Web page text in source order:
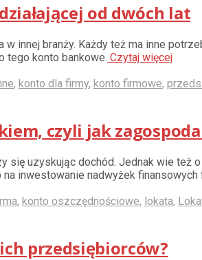
od dwóch lat
w innej branży. Każdy też ma inne
tego konto bankowe. Czytaj więcej
, konto dla firmy, konto firmowe,
czyli jak
się uzyskując dochód. Jednak wie też
inwestowanie nadwyżek
, konto oszczędnościowe, lokata,
przedsiębiorców?